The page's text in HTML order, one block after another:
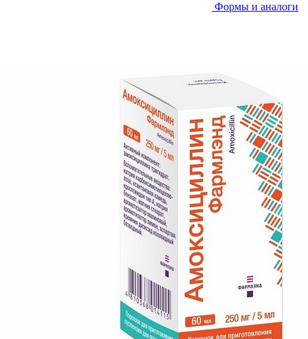
Формы и аналоги